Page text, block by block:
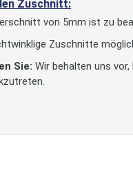
Zuschnitt:
von 5mm ist zu
Zuschnitte
Sie: Wir behalten uns